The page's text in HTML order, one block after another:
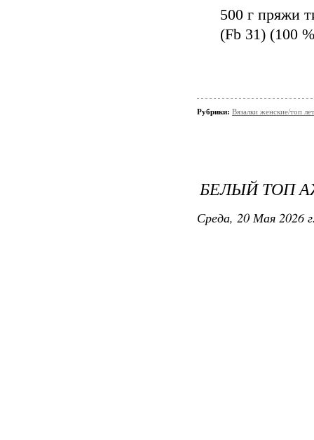
500 г пряжи
(Fb 31) (100
Рубрики: Вязалки женские/топ
БЕЛЫЙ ТОП
Среда, 20 Мая 2026